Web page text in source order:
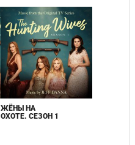
ЖЁНЫ НА
ОХОТЕ. СЕЗОН 1